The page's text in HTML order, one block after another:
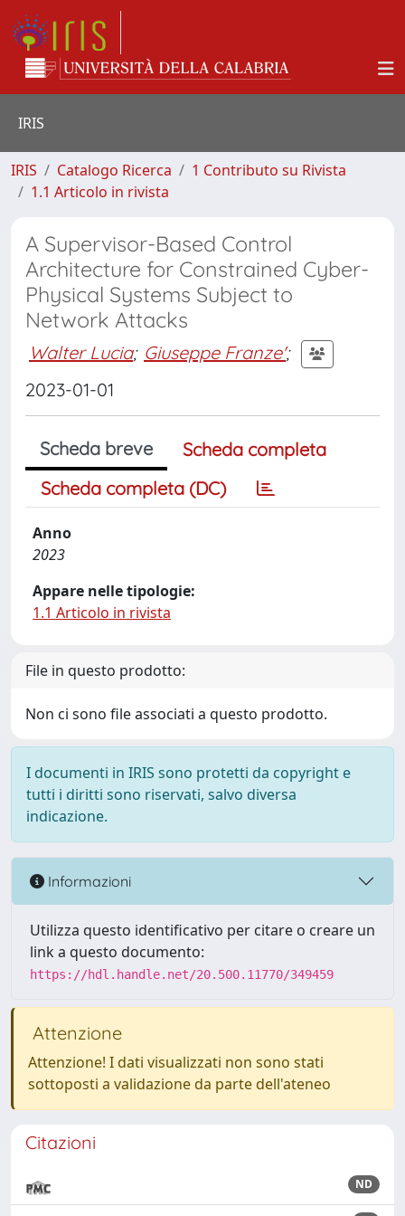
IRIS
IRIS Catalogo Ricerca
1 Contributo su Rivista
1.1 Articolo in rivista
A Supervisor-Based Control
Architecture for Constrained Cyber-
Physical Systems Subject to
Network Attacks
Walter Lucia; Giuseppe Franze';
2023-01-01
Scheda breve
Scheda completa
Scheda completa (DC)
Anno
2023
Appare nelle tipologie:
1.1 Articolo in rivista
File in questo prodotto:
Non ci sono file associati a questo prodotto.
I documenti in IRIS sono protetti da copyright e
tutti i diritti sono riservati, salvo diversa
indicazione.
Informazioni
Utilizza questo identificativo per citare o creare un
link a questo documento:
https://hdl.handle.net/20.500.11770/349459
Attenzione
Attenzione! I dati visualizzati non sono stati
sottoposti a validazione da parte dell'ateneo
Citazioni
ND